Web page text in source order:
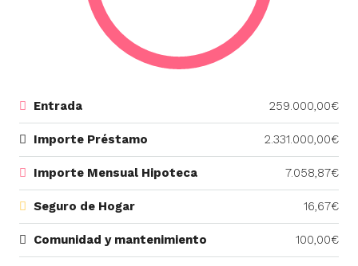
Entrada 259.000,00€
Importe Préstamo 2.331.000,00€
Importe Mensual Hipoteca 7.058,87€
Seguro de Hogar 16,67€
Comunidad y mantenimiento 100,00€